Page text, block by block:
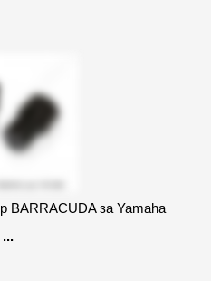
за Yamaha